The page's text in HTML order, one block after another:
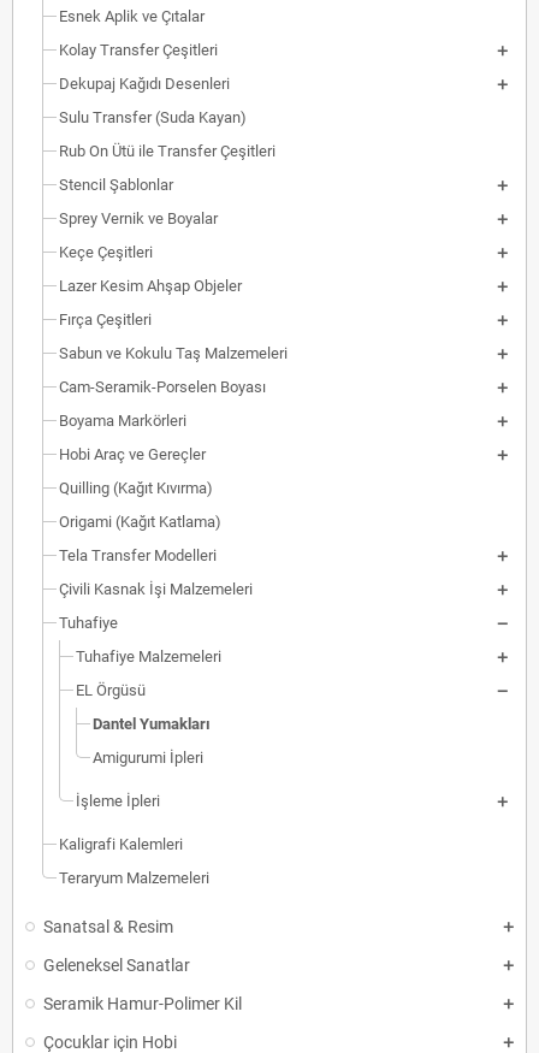
Esnek Aplik ve Çıtalar
Kolay Transfer Çeşitleri
Dekupaj Kağıdı Desenleri
Sulu Transfer (Suda Kayan)
Rub On Ütü ile Transfer Çeşitleri
Stencil Şablonlar
Sprey Vernik ve Boyalar
Keçe Çeşitleri
Lazer Kesim Ahşap Objeler
Fırça Çeşitleri
Sabun ve Kokulu Taş Malzemeleri
Cam-Seramik-Porselen Boyası
Boyama Markörleri
Hobi Araç ve Gereçler
Quilling (Kağıt Kıvırma)
Origami (Kağıt Katlama)
Tela Transfer Modelleri
Çivili Kasnak İşi Malzemeleri
Tuhafiye
Tuhafiye Malzemeleri
EL Örgüsü
Dantel Yumakları
Amigurumi İpleri
İşleme İpleri
Kaligrafi Kalemleri
Teraryum Malzemeleri
Sanatsal & Resim
Geleneksel Sanatlar
Seramik Hamur-Polimer Kil
Çocuklar için Hobi